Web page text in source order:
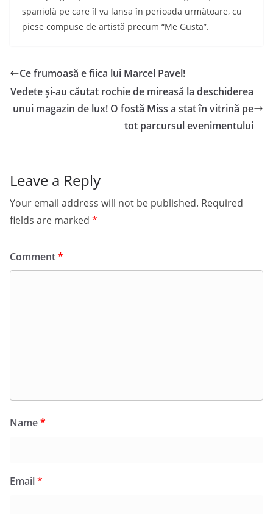
spaniolă pe care îl va lansa în perioada următoare, cu
piese compuse de artistă precum “Me Gusta”.
Ce frumoasă e fiica lui Marcel Pavel!
Vedete și-au căutat rochie de mireasă la deschiderea
unui magazin de lux! O fostă Miss a stat în vitrină pe
tot parcursul evenimentului
Leave a Reply
Your email address will not be published. Required
fields are marked *
Comment*
Name*
Email*